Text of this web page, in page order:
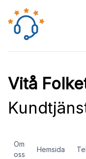
Vitå
Om
oss
Hemsida